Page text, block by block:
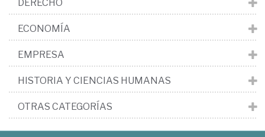
DERECHO
ECONOMÍA
EMPRESA
HISTORIA Y CIENCIAS HUMANAS
OTRAS CATEGORÍAS